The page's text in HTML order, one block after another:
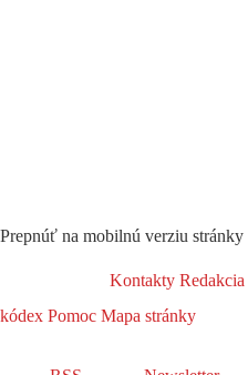
Prepnúť na mobilnú verziu stránky
Kontakty Redakcia
kódex Pomoc Mapa stránky